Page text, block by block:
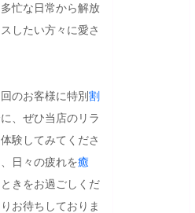
忙な日常から解放
したい方々に愛さ
のお客様に特別割
、ぜひ当店のリラ
験してみてくださ
日々の疲れを癒
きをお過ごしくだ
お待ちしておりま